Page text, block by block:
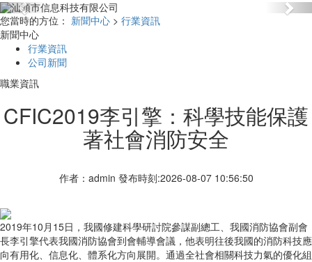
Previous
您當時的方位： 新聞中心 > 行業資訊
新聞中心
行業資訊
公司新聞
職業資訊
CFIC2019李引擎：科學技能保護
著社會消防安全
作者：admin 發布時刻:2026-08-07 10:56:50
2019年10月15日，我國修建科學研討院參謀副總工、我國消防協會副會
長李引擎代表我國消防協會到會輔導會議，他表明往後我國的消防科技應
向有用化、信息化、體系化方向展開。通過全社會相關科技力氣的優化組